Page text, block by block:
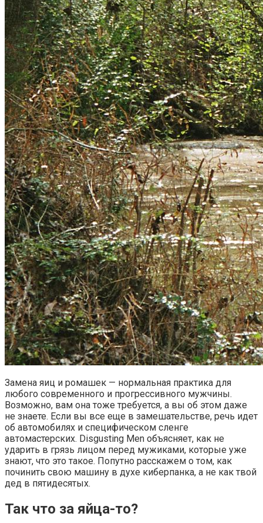
Замена яиц и ромашек — нормальная практика для
любого современного и прогрессивного мужчины.
Возможно, вам она тоже требуется, а вы об этом даже
не знаете. Если вы все еще в замешательстве, речь идет
об автомобилях и специфическом сленге
автомастерских. Disgusting Men объясняет, как не
ударить в грязь лицом перед мужиками, которые уже
знают, что это такое. Попутно расскажем о том, как
починить свою машину в духе киберпанка, а не как твой
дед в пятидесятых.
Так что за яйца-то?